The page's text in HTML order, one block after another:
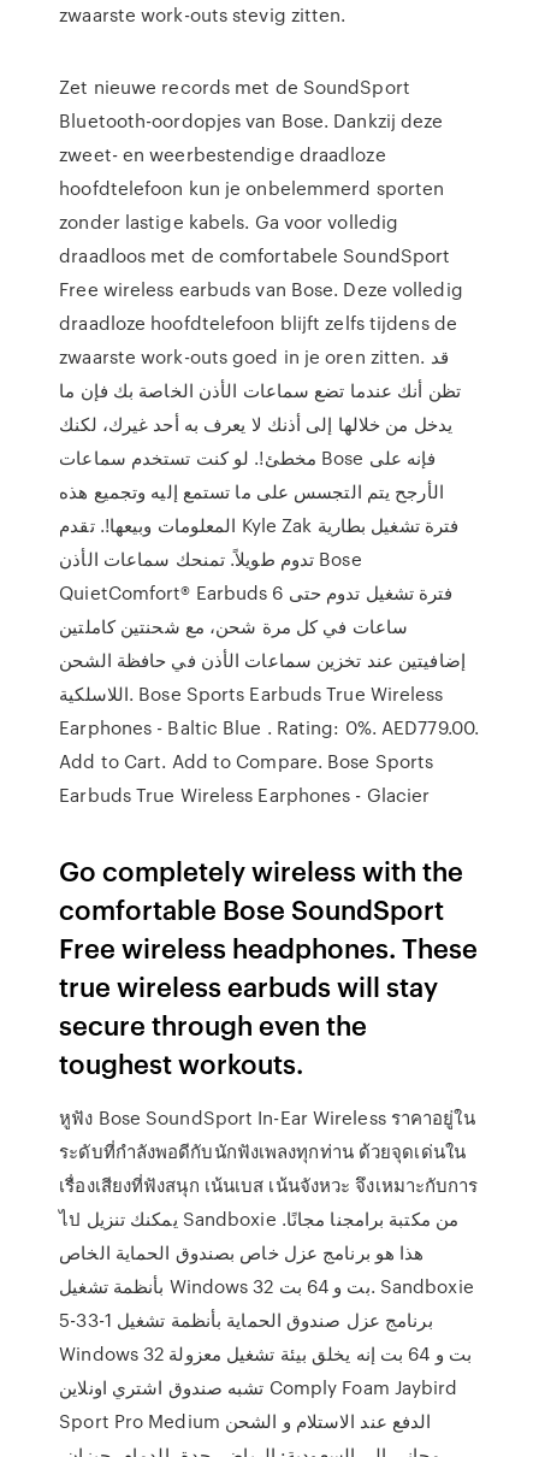
zwaarste work-outs stevig zitten.
Zet nieuwe records met de SoundSport
Bluetooth-oordopjes van Bose. Dankzij deze
zweet- en weerbestendige draadloze
hoofdtelefoon kun je onbelemmerd sporten
zonder lastige kabels. Ga voor volledig
draadloos met de comfortabele SoundSport
Free wireless earbuds van Bose. Deze volledig
draadloze hoofdtelefoon blijft zelfs tijdens de
zwaarste work-outs goed in je oren zitten. قد
تظن أنك عندما تضع سماعات الأذن الخاصة بك فإن ما
يدخل من خلالها إلى أذنك لا يعرف به أحد غيرك، لكنك
مخطئ!. لو كنت تستخدم سماعات Bose فإنه على
الأرجح يتم التجسس على ما تستمع إليه وتجميع هذه
المعلومات وبيعها!. تقدم Kyle Zak فترة تشغيل بطارية
تدوم طويلاً. تمنحك سماعات الأذن Bose
QuietComfort® Earbuds فترة تشغيل تدوم حتى 6
ساعات في كل مرة شحن، مع شحنتين كاملتين
إضافيتين عند تخزين سماعات الأذن في حافظة الشحن
اللاسلكية. Bose Sports Earbuds True Wireless
Earphones - Baltic Blue . Rating: 0%. AED779.00.
Add to Cart. Add to Compare. Bose Sports
Earbuds True Wireless Earphones - Glacier
Go completely wireless with the
comfortable Bose SoundSport
Free wireless headphones. These
true wireless earbuds will stay
secure through even the
toughest workouts.
หูฟัง Bose SoundSport In-Ear Wireless ราคาอยู่ใน
ระดับที่กำลังพอดีกับนักฟังเพลงทุกท่าน ด้วยจุดเด่นใน
เรื่องเสียงที่ฟังสนุก เน้นเบส เน้นจังหวะ จึงเหมาะกับการ
ไป يمكنك تنزيل Sandboxie من مكتبة برامجنا مجانًا.
هذا هو برنامج عزل خاص بصندوق الحماية الخاص
بأنظمة تشغيل Windows 32 بت و 64 بت. Sandboxie
5-33-1 برنامج عزل صندوق الحماية بأنظمة تشغيل
Windows 32 بت و 64 بت إنه يخلق بيئة تشغيل معزولة
تشبه صندوق اشتري اونلاين Comply Foam Jaybird
Sport Pro Medium الدفع عند الاستلام و الشحن